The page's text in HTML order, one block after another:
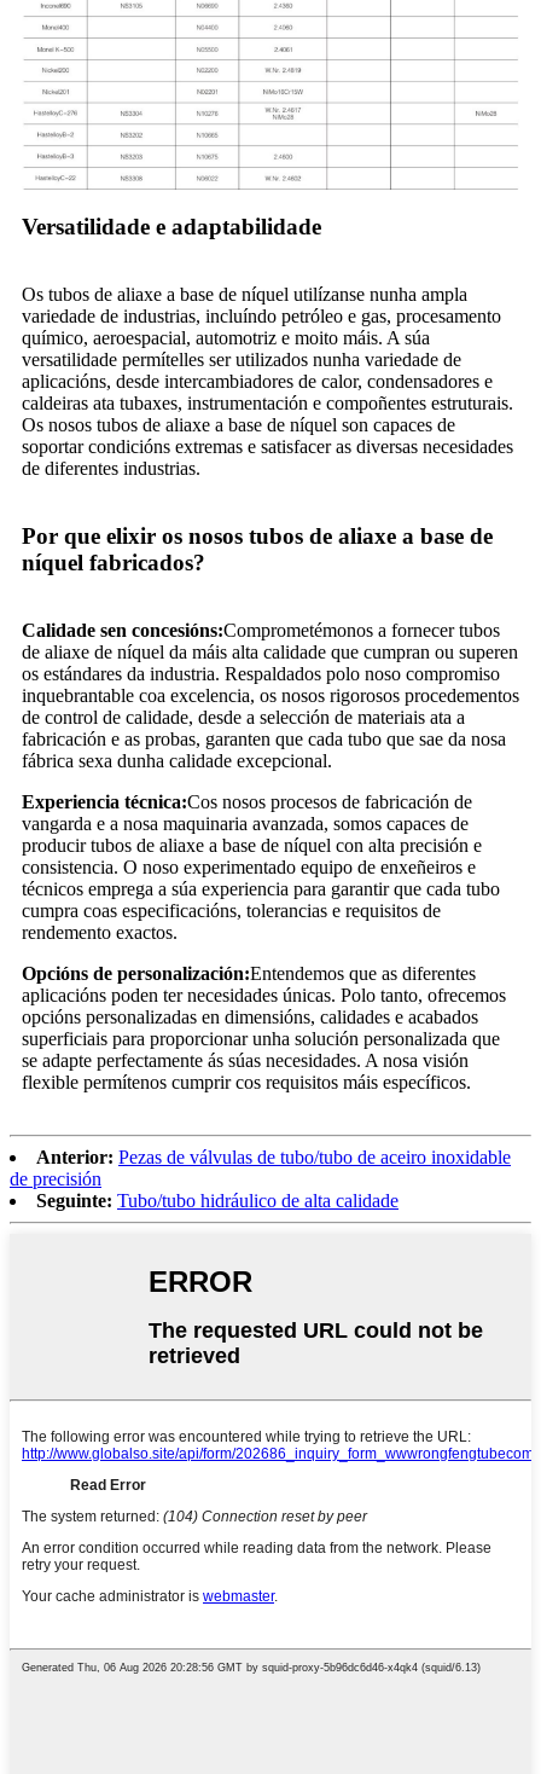
Versatilidade e adaptabilidade
Os tubos de aliaxe a base de níquel utilízanse nunha ampla
variedade de industrias, incluíndo petróleo e gas, procesamento
químico, aeroespacial, automotriz e moito máis. A súa
versatilidade permítelles ser utilizados nunha variedade de
aplicacións, desde intercambiadores de calor, condensadores e
caldeiras ata tubaxes, instrumentación e compoñentes estruturais.
Os nosos tubos de aliaxe a base de níquel son capaces de
soportar condicións extremas e satisfacer as diversas necesidades
de diferentes industrias.
Por que elixir os nosos tubos de aliaxe a base de
níquel fabricados?
Calidade sen concesións:Comprometémonos a fornecer tubos
de aliaxe de níquel da máis alta calidade que cumpran ou superen
os estándares da industria. Respaldados polo noso compromiso
inquebrantable coa excelencia, os nosos rigorosos procedementos
de control de calidade, desde a selección de materiais ata a
fabricación e as probas, garanten que cada tubo que sae da nosa
fábrica sexa dunha calidade excepcional.
Experiencia técnica:Cos nosos procesos de fabricación de
vangarda e a nosa maquinaria avanzada, somos capaces de
producir tubos de aliaxe a base de níquel con alta precisión e
consistencia. O noso experimentado equipo de enxeñeiros e
técnicos emprega a súa experiencia para garantir que cada tubo
cumpra coas especificacións, tolerancias e requisitos de
rendemento exactos.
Opcións de personalización:Entendemos que as diferentes
aplicacións poden ter necesidades únicas. Polo tanto, ofrecemos
opcións personalizadas en dimensións, calidades e acabados
superficiais para proporcionar unha solución personalizada que
se adapte perfectamente ás súas necesidades. A nosa visión
flexible permítenos cumprir cos requisitos máis específicos.
Anterior: Pezas de válvulas de tubo/tubo de aceiro inoxidable
de precisión
Seguinte: Tubo/tubo hidráulico de alta calidade